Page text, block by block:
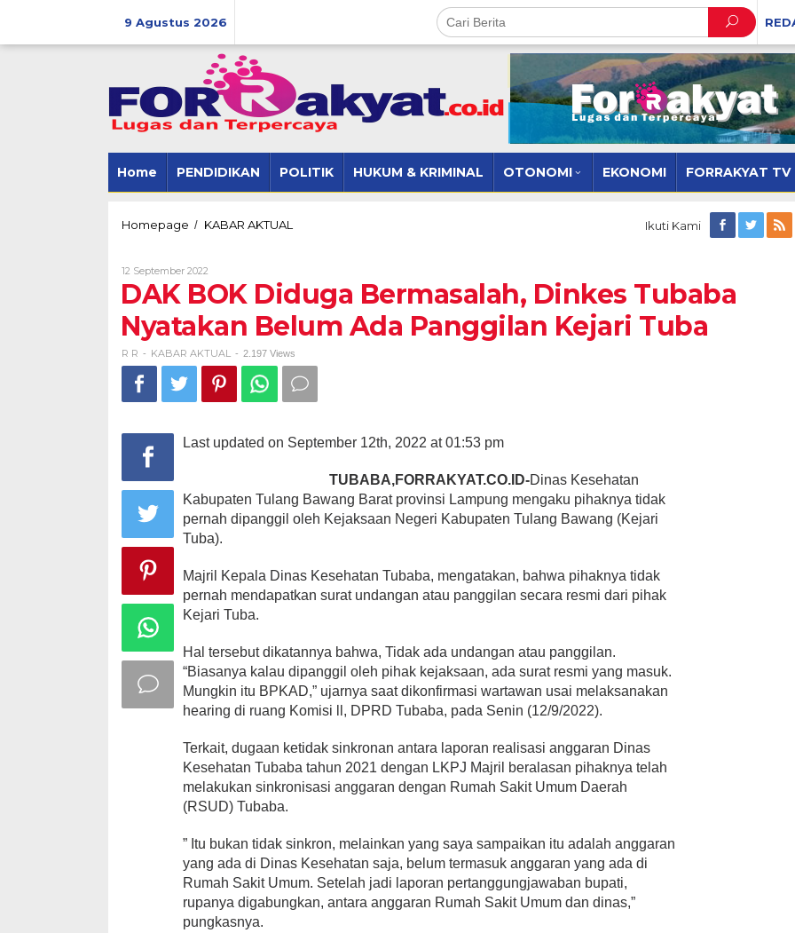
9 Agustus 2026
Home PENDIDIKAN POLITIK HUKUM & KRIMINAL OTONOMI EKONOMI FORRAKYAT TV
Homepage / KABAR AKTUAL
Dinkes
Tubaba
Nyatakan
Belum
Ada
Panggilan
Kejari
Tuba
Ikuti Kami
12 September 2022
R
DAK BOK Diduga Bermasalah, Dinkes Tubaba
Nyatakan Belum Ada Panggilan Kejari Tuba
R R - KABAR AKTUAL - 2.197 Views
Last updated on September 12th, 2022 at 01:53 pm
TUBABA,FORRAKYAT.CO.ID-Dinas Kesehatan
Kabupaten Tulang Bawang Barat provinsi Lampung mengaku pihaknya tidak
pernah dipanggil oleh Kejaksaan Negeri Kabupaten Tulang Bawang (Kejari
Tuba).
Majril Kepala Dinas Kesehatan Tubaba, mengatakan, bahwa pihaknya tidak
pernah mendapatkan surat undangan atau panggilan secara resmi dari pihak
Kejari Tuba.
Hal tersebut dikatannya bahwa, Tidak ada undangan atau panggilan.
“Biasanya kalau dipanggil oleh pihak kejaksaan, ada surat resmi yang masuk.
Mungkin itu BPKAD,” ujarnya saat dikonfirmasi wartawan usai melaksanakan
hearing di ruang Komisi ll, DPRD Tubaba, pada Senin (12/9/2022).
Terkait, dugaan ketidak sinkronan antara laporan realisasi anggaran Dinas
Kesehatan Tubaba tahun 2021 dengan LKPJ Majril beralasan pihaknya telah
melakukan sinkronisasi anggaran dengan Rumah Sakit Umum Daerah
(RSUD) Tubaba.
” Itu bukan tidak sinkron, melainkan yang saya sampaikan itu adalah anggaran
yang ada di Dinas Kesehatan saja, belum termasuk anggaran yang ada di
Rumah Sakit Umum. Setelah jadi laporan pertanggungjawaban bupati,
rupanya digabungkan, antara anggaran Rumah Sakit Umum dan dinas,”
pungkasnya.